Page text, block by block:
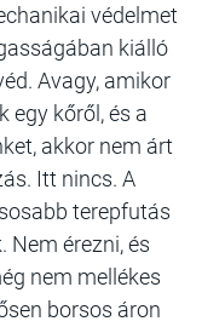
védelmet
kiálló
Avagy, amikor
egy kőről, és a
akkor nem árt
Itt nincs. A
terepfutás
Nem érezni, és
nem mellékes
borsos áron